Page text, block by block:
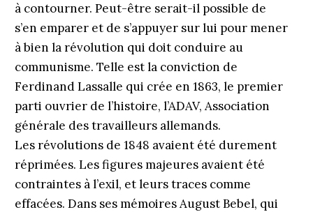
à contourner. Peut-être serait-il possible de
s’en emparer et de s’appuyer sur lui pour mener
à bien la révolution qui doit conduire au
communisme. Telle est la conviction de
Ferdinand Lassalle qui crée en 1863, le premier
parti ouvrier de l’histoire, l’ADAV, Association
générale des travailleurs allemands.
Les révolutions de 1848 avaient été durement
réprimées. Les figures majeures avaient été
contraintes à l’exil, et leurs traces comme
effacées. Dans ses mémoires August Bebel, qui